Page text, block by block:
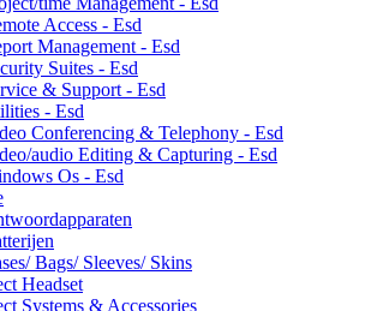
Access - Esd
Management - Esd
Suites - Esd
& Support - Esd
- Esd
Conferencing & Telephony - Esd
audio Editing & Capturing - Esd
Os - Esd
Bags/ Sleeves/ Skins
Headset
Systems & Accessories